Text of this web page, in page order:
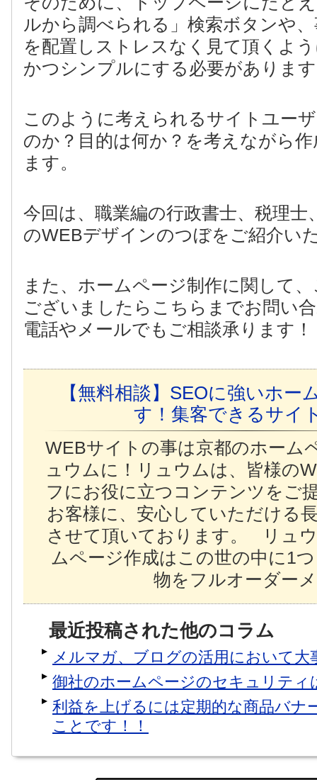
ルから調べられる」検索ボタンや
を配置しストレスなく見て頂くよ
かつシンプルにする必要がありま
このように考えられるサイトユー
のか？目的は何か？を考えながら
ます。
今回は、職業編の行政書士、税理士
のWEBデザインのつぼをご紹介い
また、ホームページ制作に関して
ございましたらこちらまでお問い
電話やメールでもご相談承ります！
【無料相談】SEOに強いホー
す！集客できるサイ
WEBサイトの事は京都のホーム
ュウムに！リュウムは、皆様の
フにお役に立つコンテンツをご
お客様に、安心していただける
させて頂いております。 リュ
ムページ作成はこの世の中に1
物をフルオーダー
最近投稿された他のコラム
メルマガ、ブログの活用において大
御社のホームページのセキュリティ
利益を上げるには定期的な商品バナ
ことです！！